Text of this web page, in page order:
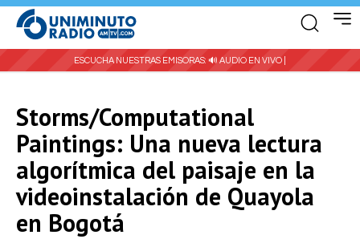
ESCUCHA NUESTRAS EMISORAS: 🔊 AUDIO EN VIVO |
Storms/Computational
Paintings: Una nueva lectura
algorítmica del paisaje en la
videoinstalación de Quayola
en Bogotá